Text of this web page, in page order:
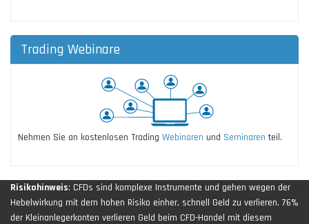
Trading Webinare
Nehmen Sie an kostenlosen Trading Webinaren und Seminaren teil.
Risikohinweis: CFDs sind komplexe Instrumente und gehen wegen der
Hebelwirkung mit dem hohen Risiko einher, schnell Geld zu verlieren. 76%
der Kleinanlegerkonten verlieren Geld beim CFD-Handel mit diesem